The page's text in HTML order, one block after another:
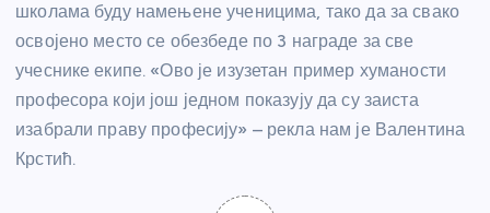
школама буду намењене ученицима, тако да за свако
освојено место се обезбеде по 3 награде за све
учеснике екипе. «Ово је изузетан пример хуманости
професора који још једном показују да су заиста
изабрали праву професију» – рекла нам је Валентина
Крстић.